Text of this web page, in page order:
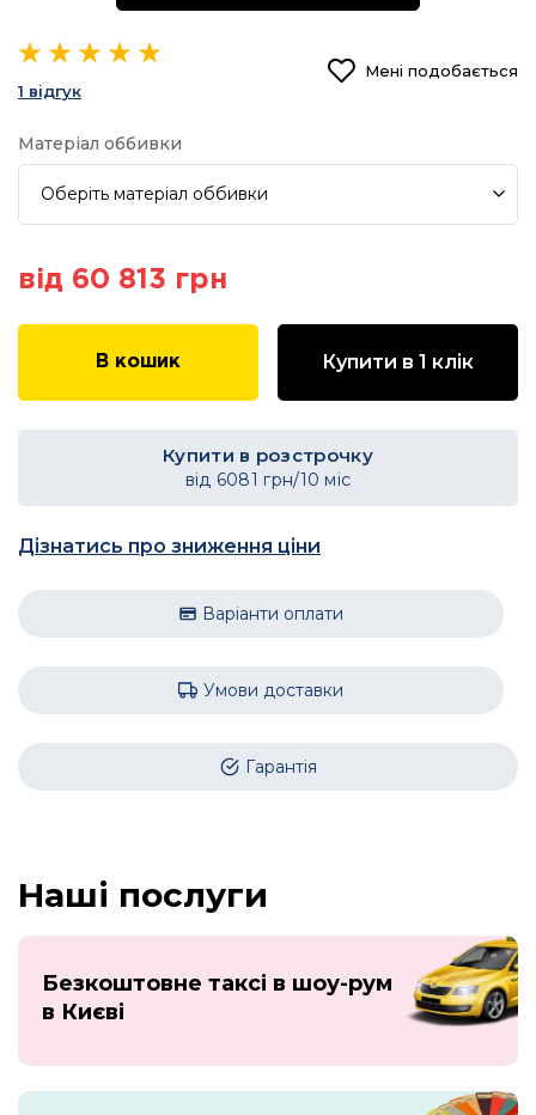
1 відгук
Мені подобається
Матеріал оббивки
Оберіть матеріал оббивки
від 60 813 грн
В кошик Купити в 1 клік
Купити в розстрочку
від 6081 грн/10 міс
Дізнатись про зниження ціни
Варіанти оплати
Умови доставки
Гарантія
Наші послуги
Безкоштовне таксі в шоу-рум
в Києві